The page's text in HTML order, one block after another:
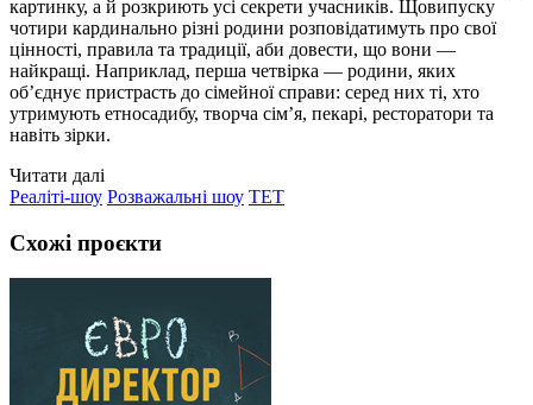
картинку, а й розкриють усі секрети учасників. Щовипуску
чотири кардинально різні родини розповідатимуть про свої
цінності, правила та традиції, аби довести, що вони —
найкращі. Наприклад, перша четвірка — родини, яких
обʼєднує пристрасть до сімейної справи: серед них ті, хто
утримують етносадибу, творча сімʼя, пекарі, ресторатори та
навіть зірки.
Читати далі
Реаліті-шоу Розважальні шоу ТЕТ
Схожі проєкти